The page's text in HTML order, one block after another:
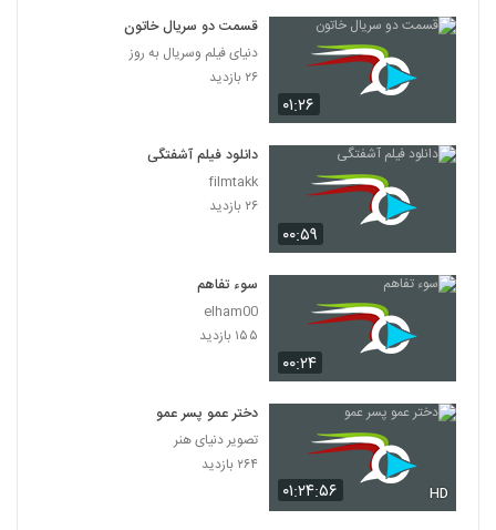
۰۱:۲۶
قسمت دو سریال خاتون
دنیای فیلم وسریال به روز
۲۶ بازدید
۰۰:۵۹
دانلود فیلم آشفتگی
filmtakk
۲۶ بازدید
۰۰:۲۴
سوء تفاهم
elham00
۱۵۵ بازدید
۰۱:۲۴:۵۶ HD
دختر عمو پسر عمو
تصویر دنیای هنر
۲۶۴ بازدید